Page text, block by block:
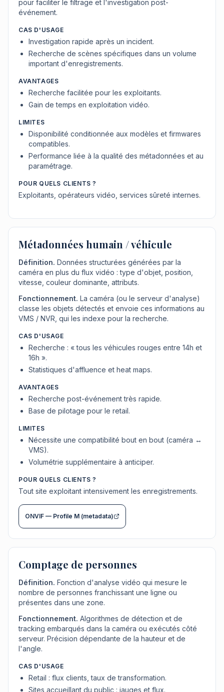
pour faciliter le filtrage et l'investigation post-
événement.
CAS D'USAGE
Investigation rapide après un incident.
Recherche de scènes spécifiques dans un volume
important d'enregistrements.
AVANTAGES
Recherche facilitée pour les exploitants.
Gain de temps en exploitation vidéo.
LIMITES
Disponibilité conditionnée aux modèles et firmwares
compatibles.
Performance liée à la qualité des métadonnées et au
paramétrage.
POUR QUELS CLIENTS ?
Exploitants, opérateurs vidéo, services sûreté internes.
Métadonnées humain / véhicule
Définition. Données structurées générées par la
caméra en plus du flux vidéo : type d'objet, position,
vitesse, couleur dominante, attributs.
Fonctionnement. La caméra (ou le serveur d'analyse)
classe les objets détectés et envoie ces informations au
VMS / NVR, qui les indexe pour la recherche.
CAS D'USAGE
Recherche : « tous les véhicules rouges entre 14h et
16h ».
Statistiques d'affluence et heat maps.
AVANTAGES
Recherche post-événement très rapide.
Base de pilotage pour le retail.
LIMITES
Nécessite une compatibilité bout en bout (caméra ↔
VMS).
Volumétrie supplémentaire à anticiper.
POUR QUELS CLIENTS ?
Tout site exploitant intensivement les enregistrements.
ONVIF — Profile M (metadata)
Comptage de personnes
Définition. Fonction d'analyse vidéo qui mesure le
nombre de personnes franchissant une ligne ou
présentes dans une zone.
Fonctionnement. Algorithmes de détection et de
tracking embarqués dans la caméra ou exécutés côté
serveur. Précision dépendante de la hauteur et de
l'angle.
CAS D'USAGE
Retail : flux clients, taux de transformation.
Sites accueillant du public : jauges et flux.